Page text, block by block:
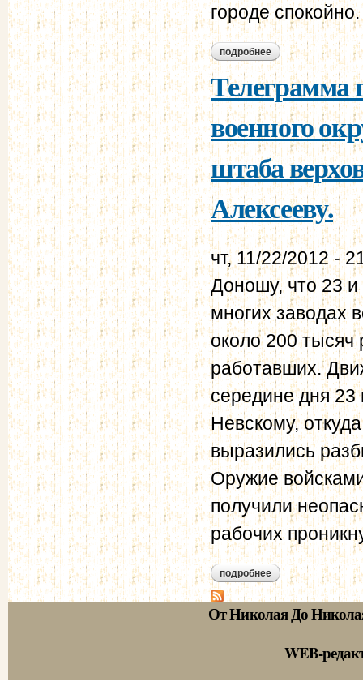
городе
подробнее о телеграмма
Телеграмма
военного
штаба
Алексееву.
чт, 11/22/2012 -
Доношу, что 23 и
многих заводах
около 200 тысяч
работавших.
середине дня 23
Невскому,
выразились
Оружие
получили
рабочих
подробнее о телеграмма гл.
верховного
От Николая До
WEB-